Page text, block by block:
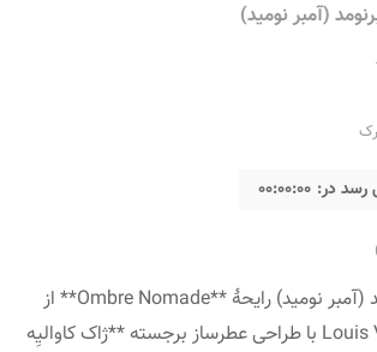
(آمبر نومید)
رسد در: 00:00:00
لویی ویتون آمبرنومد (آمبر نومید) رایحهٔ **Ombre Nomade** از
برند لوکس Louis Vuitton با طراحی عطرساز برجسته **ژاک کاوالیِه